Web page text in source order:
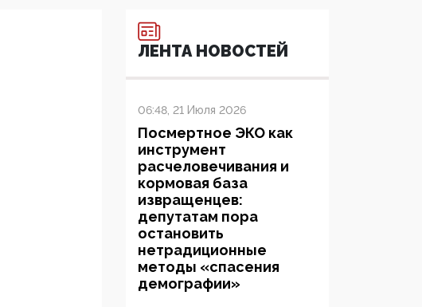
ЛЕНТА НОВОСТЕЙ
06:48, 21 Июля 2026
Посмертное ЭКО как
инструмент
расчеловечивания и
кормовая база
извращенцев:
депутатам пора
остановить
нетрадиционные
методы «спасения
демографии»